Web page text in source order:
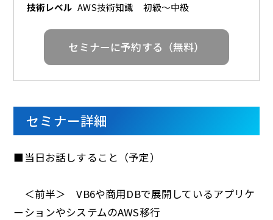
技術レベル AWS技術知識 初級～中級
セミナーに予約する（無料）
セミナー詳細
■当日お話しすること（予定）
＜前半＞ VB6や商用DBで展開しているアプリケ
ーションやシステムのAWS移行